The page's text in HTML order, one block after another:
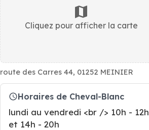
Cliquez pour afficher la carte
route des Carres 44, 01252 MEINIER
Horaires de Cheval-Blanc
lundi au vendredi <br /> 10h - 12h
et 14h - 20h